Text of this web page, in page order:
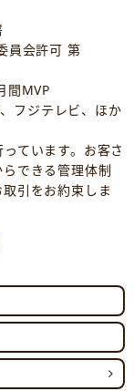
会許可 第
MVP
ジテレビ、ほか
ています。お客さ
できる管理体制
引をお約束しま